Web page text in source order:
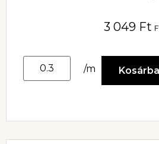
3 049 Ft
/m